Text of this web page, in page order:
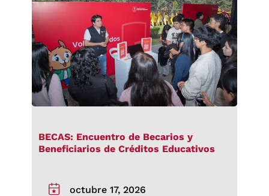
BECAS: Encuentro de Becarios y
Beneficiarios de Créditos Educativos
octubre 17, 2026